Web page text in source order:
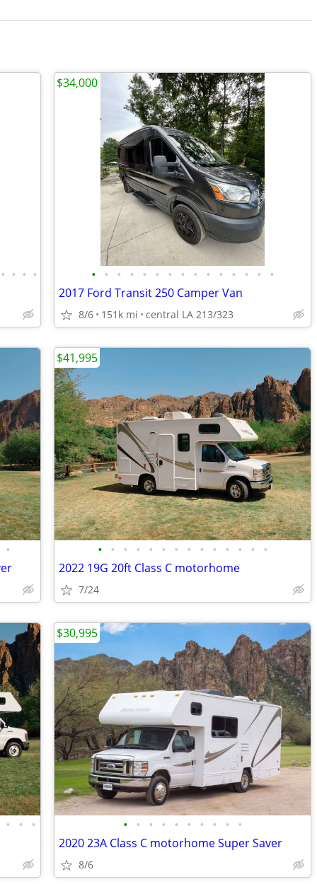
• • • • • • • • • • • • • • • • • • •
2017 Ford Transit 250 Camper Van
8/6 151k mi central LA 213/323
$34,000
• • • • • • • • • • • • • • •
2022 19G 20ft Class C motorhome
7/24
$41,995
• • • • • • • • • • • • •
2020 23A Class C motorhome Super Saver
8/6
$30,995